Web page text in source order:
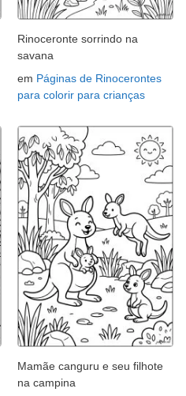
Rinoceronte sorrindo na
savana
em Páginas de Rinocerontes
para colorir para crianças
Mamãe canguru e seu filhote
na campina